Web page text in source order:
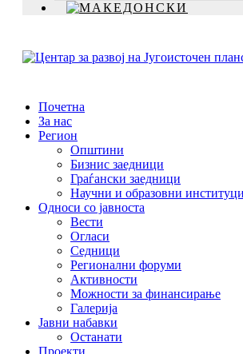
Почетна
За нас
Регион
Општини
Бизнис заедници
Граѓански заедници
Научни и образовни
Односи со јавноста
Вести
Огласи
Седници
Регионални форуми
Активности
Можности за финансирање
Галерија
Јавни набавки
Останати
Проекти